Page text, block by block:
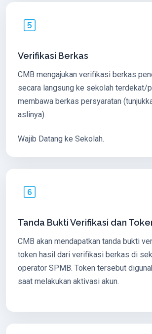
Verifikasi Berkas
CMB mengajukan verifikasi berkas
secara langsung ke sekolah terdekat/
membawa berkas persyaratan
aslinya).
Wajib Datang ke Sekolah.
Tanda Bukti Verifikasi dan
CMB akan mendapatkan tanda bukti
token hasil dari verifikasi berkas di
operator SPMB. Token tersebut
saat melakukan aktivasi akun.